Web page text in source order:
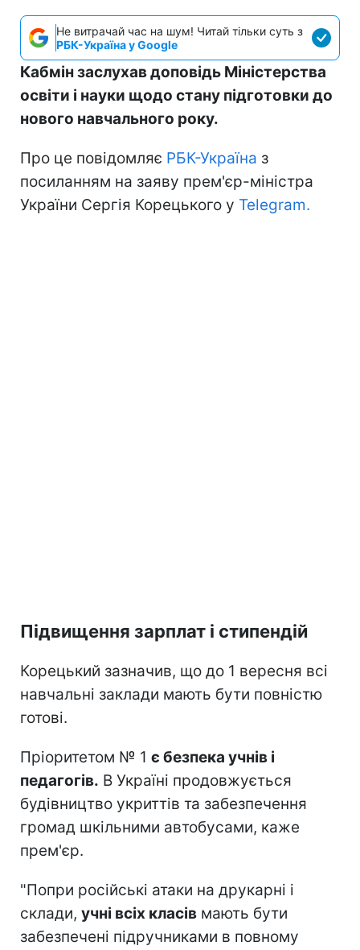
Не витрачай час на шум! Читай тільки суть з
РБК-Україна у Google
Кабмін заслухав доповідь Міністерства
освіти і науки щодо стану підготовки до
нового навчального року.
Про це повідомляє РБК-Україна з
посиланням на заяву прем'єр-міністра
України Сергія Корецького у Telegram.
Підвищення зарплат і стипендій
Корецький зазначив, що до 1 вересня всі
навчальні заклади мають бути повністю
готові.
Пріоритетом № 1 є безпека учнів і
педагогів. В Україні продовжується
будівництво укриттів та забезпечення
громад шкільними автобусами, каже
прем'єр.
"Попри російські атаки на друкарні і
склади, учні всіх класів мають бути
забезпечені підручниками в повному